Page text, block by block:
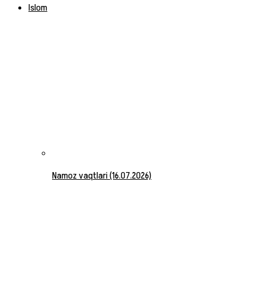
Islom
Namoz vaqtlari (16.07.2026)